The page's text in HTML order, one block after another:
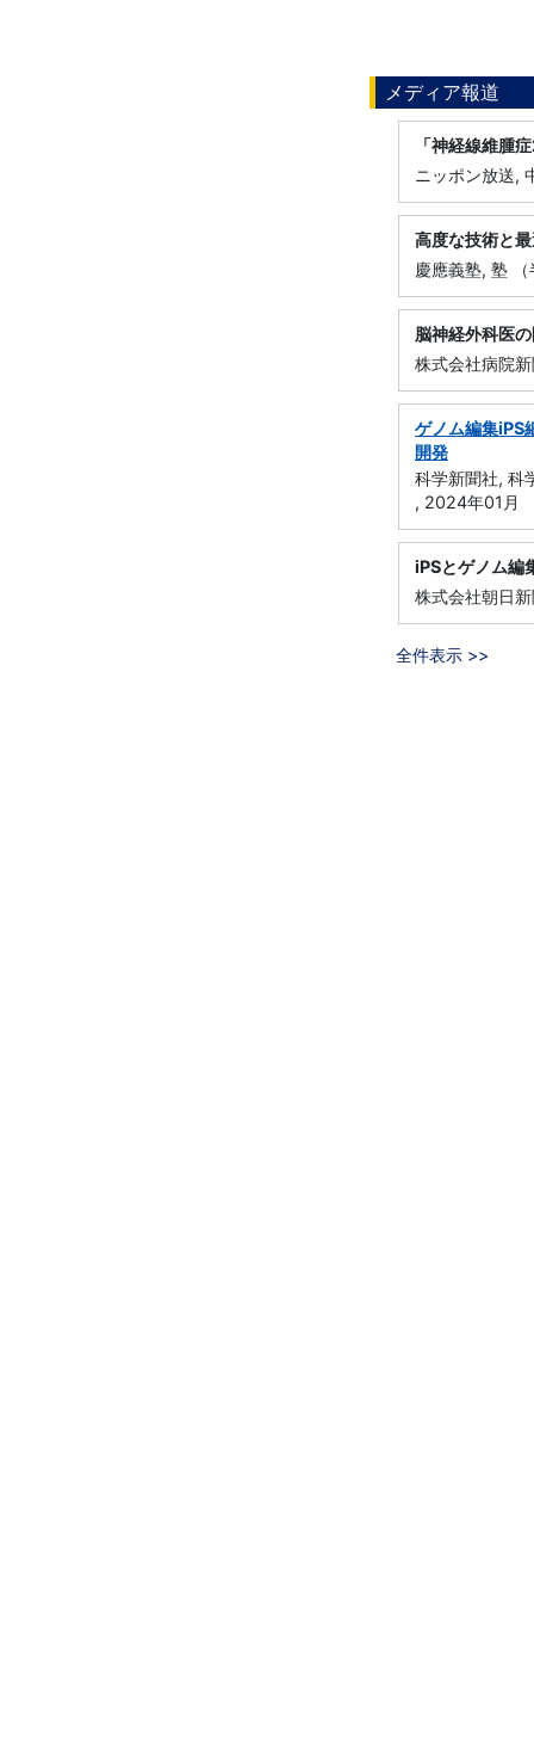
メディア報道
「神経線維腫
ニッポン放送,
高度な技術と
慶應義塾, 塾
脳神経外科医
株式会社病院
ゲノム編集iPS
開発
科学新聞社, 科
, 2024年01月
iPSとゲノム編
株式会社朝日
全件表示 >>